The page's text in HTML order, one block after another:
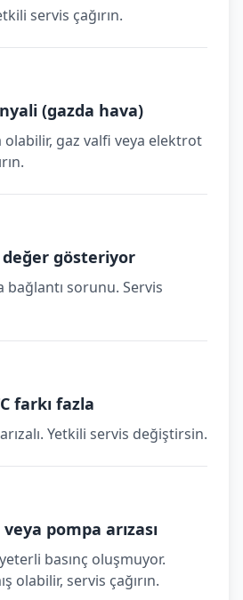
servis çağırın.
(gazda hava)
olabilir, gaz valfi veya elektrot
değer gösteriyor
bağlantı sorunu. Servis
farkı fazla
Yetkili servis değiştirsin.
pompa arızası
basınç oluşmuyor.
olabilir, servis çağırın.